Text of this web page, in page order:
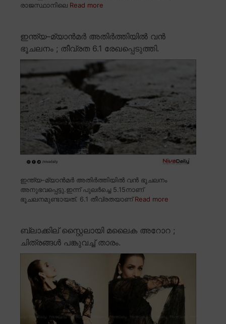
രാജസ്ഥാനിലെ Read more
ഇന്ത്യ–മ്യാൻമർ അതിർത്തിയിൽ വൻ
ഭൂചലനം ; തീവ്രത 6.1 രേഖപ്പെടുത്തി.
ഇന്ത്യ–മ്യാൻമർ അതിർത്തിയിൽ വൻ ഭൂചലനം
അനുഭവപ്പെട്ടു.ഇന്ന് പുലർച്ചെ 5.15നാണ്
ഭൂചലനമുണ്ടായത്. 6.1 തീവ്രതയാണ്Read more
ബ്ലാക്കില് സ്റ്റൈലായി മലൈക അറോറ ;
ചിത്രങ്ങൾ പങ്കുവച്ച് താരം.